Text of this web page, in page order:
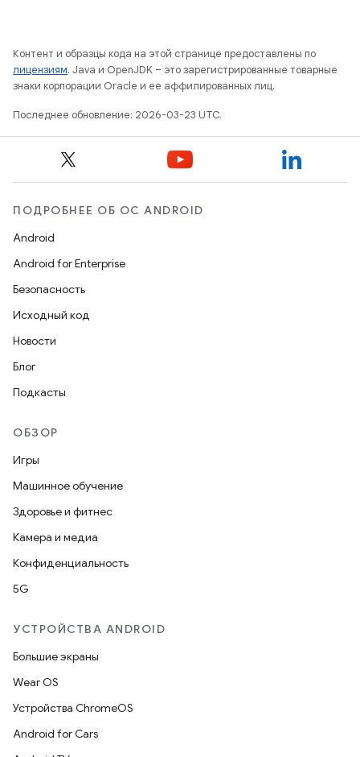
Контент и образцы кода на этой странице предоставлены по
лицензиям. Java и OpenJDK – это зарегистрированные товарные
знаки корпорации Oracle и ее аффилированных лиц.
Последнее обновление: 2026-03-23 UTC.
ПОДРОБНЕЕ ОБ ОС ANDROID
Android
Android for Enterprise
Безопасность
Исходный код
Новости
Блог
Подкасты
ОБЗОР
Игры
Машинное обучение
Здоровье и фитнес
Камера и медиа
Конфиденциальность
5G
УСТРОЙСТВА ANDROID
Большие экраны
Wear OS
Устройства ChromeOS
Android for Cars